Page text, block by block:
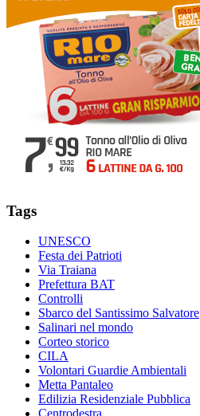
Tags
UNESCO
Festa dei Patrioti
Via Traiana
Prefettura BAT
Controlli
Sbarco del Santissimo Salvatore
Salinari nel mondo
Corteo storico
CILA
Volontari Guardie Ambientali
Metta Pantaleo
Edilizia Residenziale Pubblica